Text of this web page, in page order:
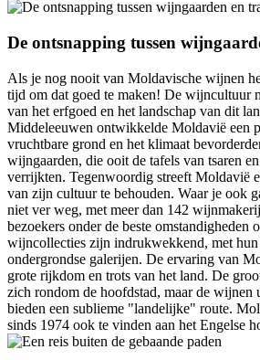
De ontsnapping tussen
Als je nog nooit van Moldavische wijnen
tijd om dat goed te maken! De wijncultuur
van het erfgoed en het landschap van dit
Middeleeuwen ontwikkelde Moldavië een
vruchtbare grond en het klimaat
wijngaarden, die ooit de tafels van tsaren
verrijkten. Tegenwoordig streeft Moldavië
van zijn cultuur te behouden. Waar je ook
niet ver weg, met meer dan 142
bezoekers onder de beste omstandigheden
wijncollecties zijn indrukwekkend, met hun
ondergrondse galerijen. De ervaring van
grote rijkdom en trots van het land. De
zich rondom de hoofdstad, maar de
bieden een sublieme "landelijke" route.
sinds 1974 ook te vinden aan het Engelse